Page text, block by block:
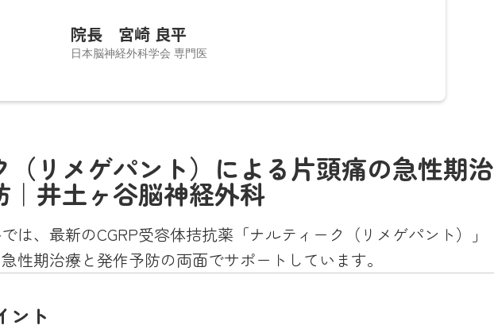
院長 宮崎 良平
日本脳神経外科学会 専門医
障となりやすい片頭痛をはじめとする頭痛診療に注力し、
による即日検査で、皆さまの不安を迅速に解消できるよう努め
。「誠実に、優しさをもって、病気だけでなく人を診る」を理
います。
（リメゲパント）による片頭痛の急性期治
｜井土ヶ谷脳神経外科
は、最新のCGRP受容体拮抗薬「ナルティーク（リメゲパント）」
性期治療と発作予防の両面でサポートしています。
ント